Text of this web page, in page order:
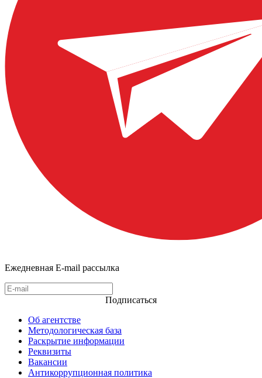
Ежедневная E-mail рассылка
Подписаться
Об агентстве
Методологическая база
Раскрытие информации
Реквизиты
Вакансии
Антикоррупционная политика